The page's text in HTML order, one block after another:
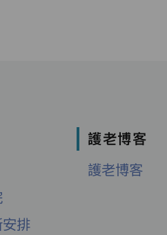
排
護老博客
護老博客